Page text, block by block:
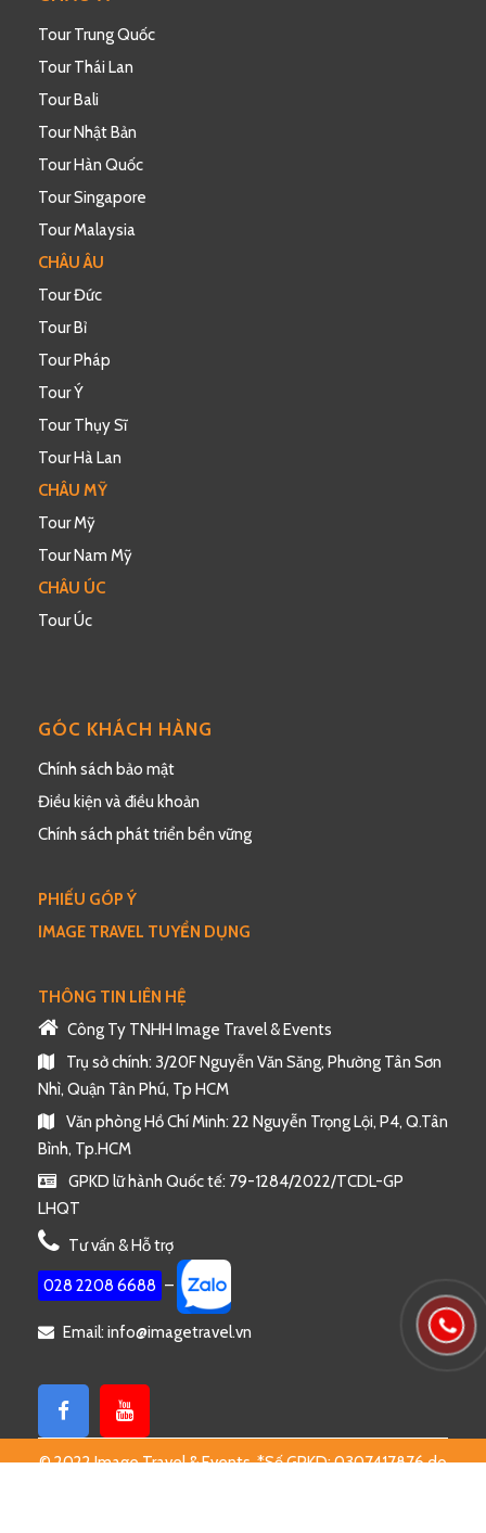
Tour Trung Quốc
Tour Thái Lan
Tour Bali
Tour Nhật Bản
Tour Hàn Quốc
Tour Singapore
Tour Malaysia
CHÂU ÂU
Tour Đức
Tour Bỉ
Tour Pháp
Tour Ý
Tour Thụy Sĩ
Tour Hà Lan
CHÂU MỸ
Tour Mỹ
Tour Nam Mỹ
CHÂU ÚC
Tour Úc
GÓC KHÁCH HÀNG
Chính sách bảo mật
Điều kiện và điều khoản
Chính sách phát triển bền vững
PHIẾU GÓP Ý
IMAGE TRAVEL TUYỂN DỤNG
THÔNG TIN LIÊN HỆ
Công Ty TNHH Image Travel & Events
Trụ sở chính: 3/20F Nguyễn Văn Săng, Phường Tân Sơn
Nhì, Quận Tân Phú, Tp HCM
Văn phòng Hồ Chí Minh: 22 Nguyễn Trọng Lội, P4, Q.Tân
Bình, Tp.HCM
GPKD lữ hành Quốc tế: 79-1284/2022/TCDL-GP
LHQT
Tư vấn & Hỗ trợ
028 2208 6688 –
Email: info@imagetravel.vn
© 2022 Image Travel & Events. *Số GPKD: 0307417876 do